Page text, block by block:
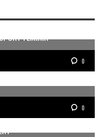
FÉMININ
0
0